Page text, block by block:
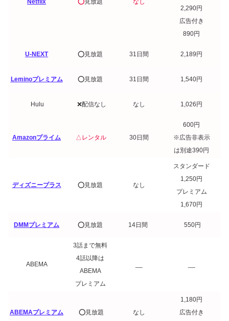
Netflix ⭕️見放題 なし
2,290円
広告付き
890円
U-NEXT ⭕️見放題 31日間 2,189円
Leminoプレミアム ⭕️見放題 31日間 1,540円
Hulu ❌配信なし なし 1,026円
Amazonプライム △レンタル 30日間
600円
※広告非表示
は別途390円
ディズニープラス ⭕️見放題 なし
スタンダード
1,250円
プレミアム
1,670円
DMMプレミアム ⭕️見放題 14日間 550円
ABEMA
3話まで無料
4話以降は
ABEMA
プレミアム
ABEMAプレミアム ⭕️見放題 なし
1,180円
広告付き